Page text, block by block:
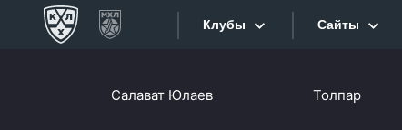
Клубы
Конференция «Запад»
Сайты
Сайты
Салават Юлаев Толпар